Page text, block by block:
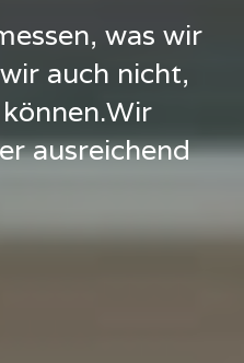
was wir
auch nicht,
ausreichend